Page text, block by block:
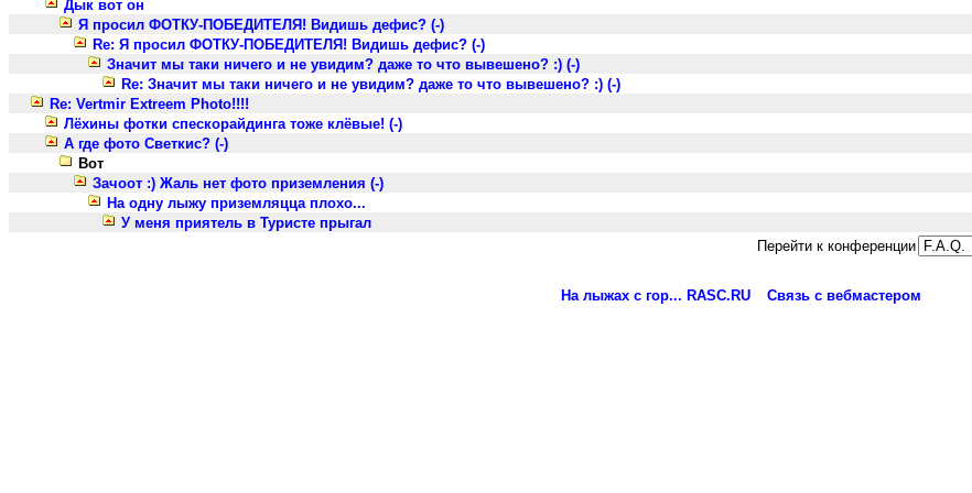
Дык вот он
Я просил ФОТКУ-ПОБЕДИТЕЛЯ! Видишь дефис? (-)
Re: Я просил ФОТКУ-ПОБЕДИТЕЛЯ! Видишь дефис? (-)
Значит мы таки ничего и не увидим? даже то что вывешено? :) (-)
Re: Значит мы таки ничего и не увидим? даже то что вывешено? :) (-)
Re: Vertmir Extreem Photo!!!!
Лёхины фотки спескорайдинга тоже клёвые! (-)
А где фото Светкис? (-)
Вот
Зачоот :) Жаль нет фото приземления (-)
На одну лыжу приземляцца плохо...
У меня приятель в Туристе прыгал
Перейти к конференции
На лыжах с гор... RASC.RU Связь с вебмастером